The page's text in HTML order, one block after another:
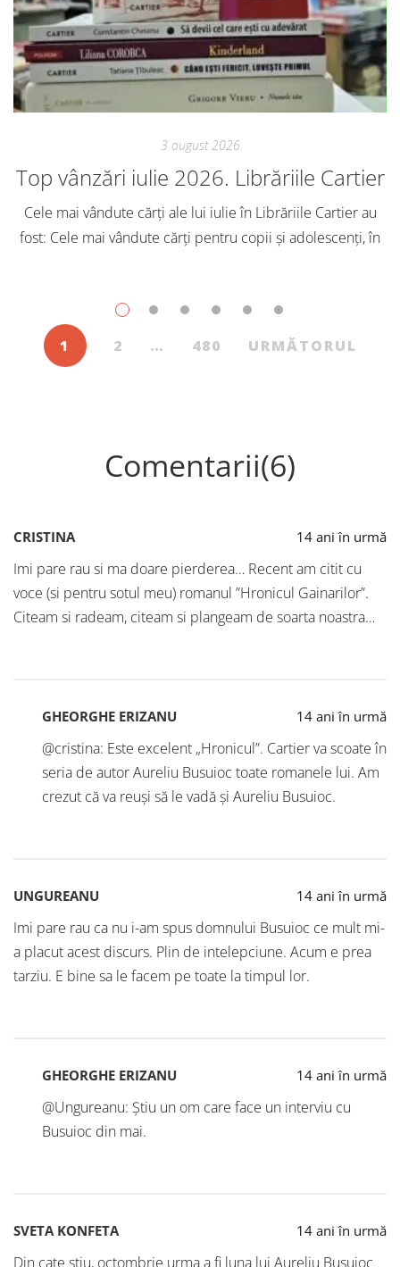
3 august 2026
Top vânzări iulie 2026. Librăriile Cartier
Cele mai vândute cărți ale lui iulie în Librăriile Cartier au
fost: Cele mai vândute cărți pentru copii și adolescenți, în
1 2 … 480 URMĂTORUL
Comentarii(6)
CRISTINA 14 ani în urmă
Imi pare rau si ma doare pierderea… Recent am citit cu
voce (si pentru sotul meu) romanul ”Hronicul Gainarilor”.
Citeam si radeam, citeam si plangeam de soarta noastra…
GHEORGHE ERIZANU 14 ani în urmă
@cristina: Este excelent „Hronicul”. Cartier va scoate în
seria de autor Aureliu Busuioc toate romanele lui. Am
crezut că va reuși să le vadă și Aureliu Busuioc.
UNGUREANU 14 ani în urmă
Imi pare rau ca nu i-am spus domnului Busuioc ce mult mi-
a placut acest discurs. Plin de intelepciune. Acum e prea
tarziu. E bine sa le facem pe toate la timpul lor.
GHEORGHE ERIZANU 14 ani în urmă
@Ungureanu: Știu un om care face un interviu cu
Busuioc din mai.
SVETA KONFETA 14 ani în urmă
Din cate stiu, octombrie urma a fi luna lui Aureliu Busuioc